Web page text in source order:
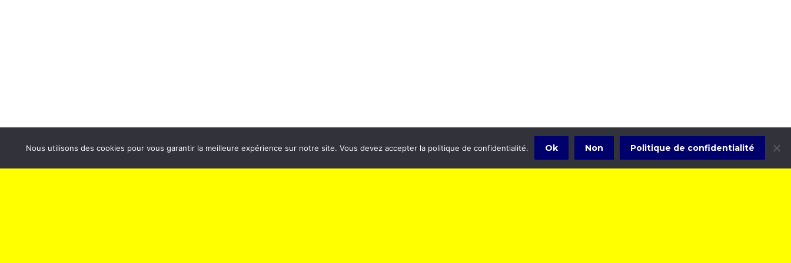
Politique de confidentialité Politique de confidentialité
Nous utilisons des cookies pour vous garantir la meilleure expérience sur notre site. Vous devez accepter la politique de confidentialité. Ok Non Politique de confidentialité